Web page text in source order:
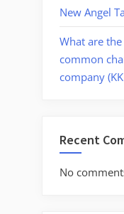
New Angel
What are
common
company
Recent
No